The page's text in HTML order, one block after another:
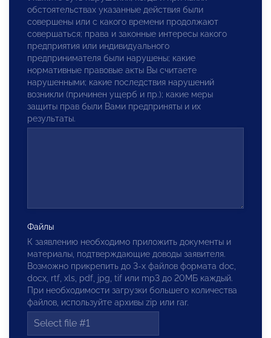
обстоятельствах указанные действия были
совершены или с какого времени продолжают
совершаться; права и законные интересы какого
предприятия или индивидуального
предпринимателя были нарушены; какие
нормативные правовые акты Вы считаете
нарушенными; какие последствия нарушений
возникли (причинен ущерб и пр.); какие меры
защиты прав были Вами предприняты и их
результаты.
Файлы
К заявлению необходимо приложить документы и
материалы, подтверждающие доводы заявителя.
Возможно прикрепить до 3-х файлов формата doc,
docx, rtf, xls, pdf, jpg, tif или mp3 до 20МБ каждый.
При необходимости загрузки большего количества
файлов, используйте архивы zip или rar.